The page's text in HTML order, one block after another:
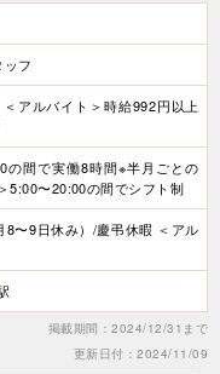
フ
アルバイト＞時給992円以上
の間で実働8時間※半月ごとの
5:00〜20:00の間でシフト制
8〜9日休み）/慶弔休暇 ＜アル
掲載期間：2024/12/31まで
更新日付：2024/11/09